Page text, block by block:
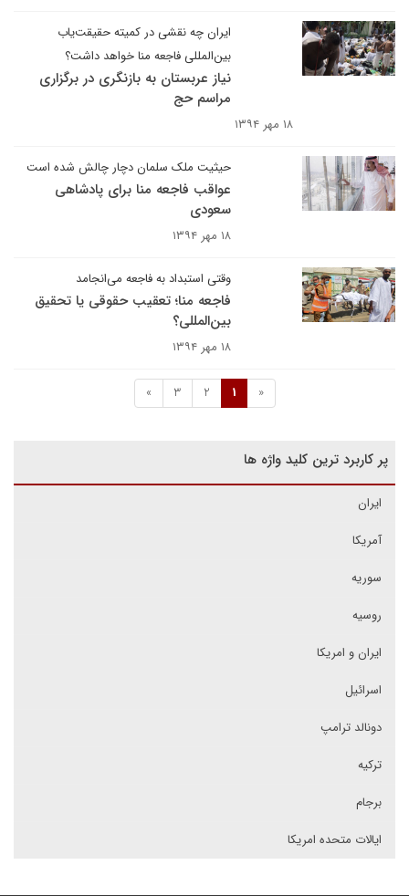
ایران چه نقشی در کمیته حقیقت‌یاب
بین‌المللی فاجعه منا خواهد داشت؟
نیاز عربستان به بازنگری در برگزاری
مراسم حج
۱۸ مهر ۱۳۹۴
حیثیت ملک سلمان دچار چالش شده است
عواقب فاجعه منا برای پادشاهی
سعودی
۱۸ مهر ۱۳۹۴
وقتی استبداد به فاجعه می‌انجامد
فاجعه منا؛ تعقیب حقوقی یا تحقیق
بین‌المللی؟
۱۸ مهر ۱۳۹۴
«
1
2
3
»
پر کاربرد ترین کلید واژه ها
ایران
آمریکا
سوریه
روسیه
ایران و امریکا
اسرائیل
دونالد ترامپ
ترکیه
برجام
ایالات متحده امریکا